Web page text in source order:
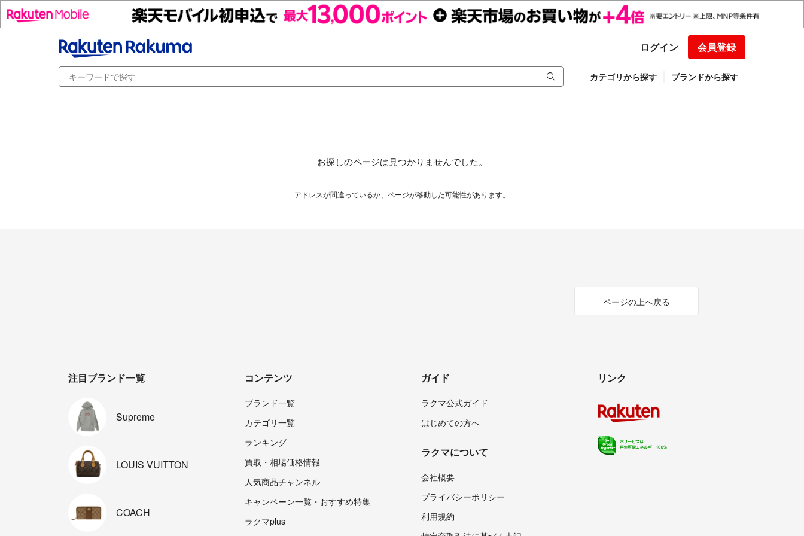
ログイン 会員登録
カテゴリから探す ブランドから探す
お探しのページは見つかりませんでした。
アドレスが間違っているか、ページが移動した可能性があります。
ページの上へ戻る
注目ブランド一覧
Supreme
LOUIS VUITTON
COACH
コンテンツ
ブランド一覧
カテゴリ一覧
ランキング
買取・相場価格情報
人気商品チャンネル
キャンペーン一覧・おすすめ特集
ラクマplus
ガイド
ラクマ公式ガイド
はじめての方へ
ラクマについて
会社概要
プライバシーポリシー
利用規約
リンク